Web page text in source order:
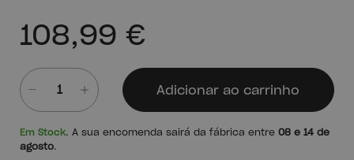
108,99 €
Adicionar ao carrinho
Em Stock. A sua encomenda sairá da fábrica entre 08 e 14 de
agosto.